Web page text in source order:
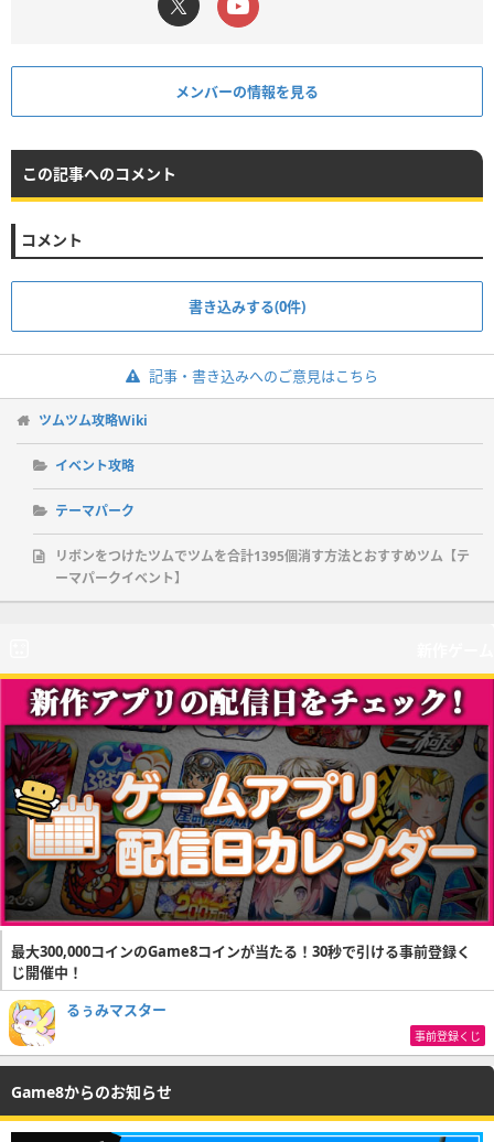
メンバーの情報を見る
この記事へのコメント
コメント
書き込みする(0件)
記事・書き込みへのご意見はこちら
ツムツム攻略Wiki
イベント攻略
テーマパーク
リボンをつけたツムでツムを合計1395個消す方法とおすすめツム【テ
ーマパークイベント】
最大300,000コインのGame8コインが当たる！30秒で引ける事前登録く
じ開催中！
るぅみマスター
事前登録くじ
Game8からのお知らせ